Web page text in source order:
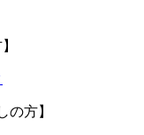
の方】